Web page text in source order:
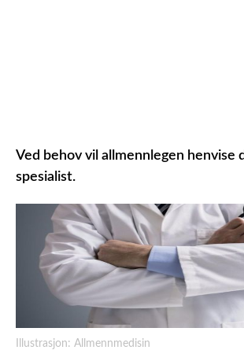
Ved behov vil allmennlegen henvise
spesialist.
Illustrasjon: Allmennmedisin